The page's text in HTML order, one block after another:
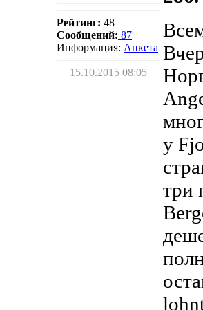
Рейтинг: 48
Сообщений: 87
Информация: Aнкета
15.10.2015 08:05
у
три